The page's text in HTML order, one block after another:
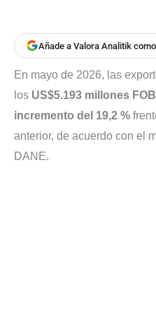
Añade a Valora Analitik
En mayo de 2026, las
los US$5.193 millones
incremento del 19,2 %
anterior, de acuerdo con el
DANE.